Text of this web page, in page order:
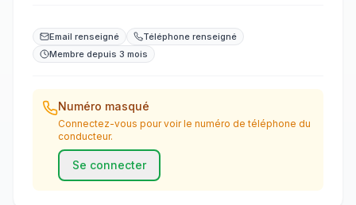
Email renseigné
Téléphone renseigné
Membre depuis 3 mois
Numéro masqué
Connectez-vous pour voir le numéro de téléphone du
conducteur.
Se connecter